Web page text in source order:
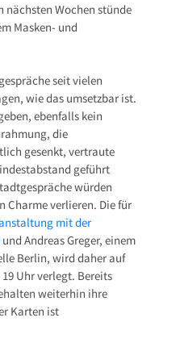
nächsten Wochen stünde
Masken- und
seit vielen
wie das umsetzbar ist.
ebenfalls kein
die
gesenkt, vertraute
geführt
würden
Charme verlieren. Die für
mit der
und Andreas Greger, einem
Berlin, wird daher auf
Uhr verlegt. Bereits
weiterhin ihre
Karten ist